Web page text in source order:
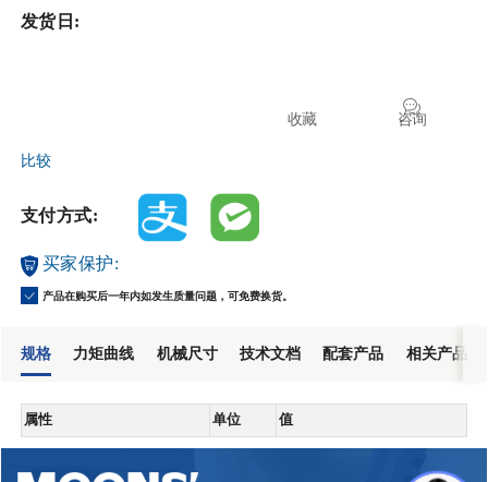
发货日:
咨询
收藏
比较
支付方式:
买家保护:
产品在购买后一年内如发生质量问题，可免费换货。
规格 力矩曲线 机械尺寸 技术文档 配套产品 相关产品
属性 单位 值